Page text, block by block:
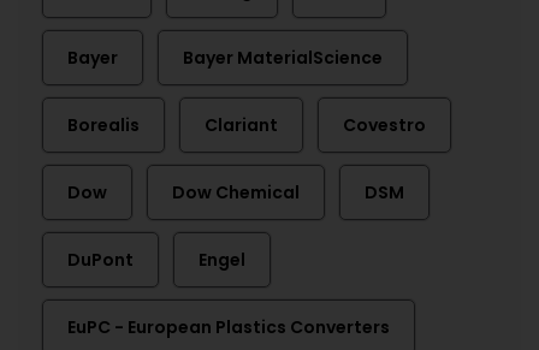
Bayer Bayer MaterialScience
Borealis Clariant Covestro
Dow Dow Chemical DSM
DuPont Engel
EuPC - European Plastics Converters